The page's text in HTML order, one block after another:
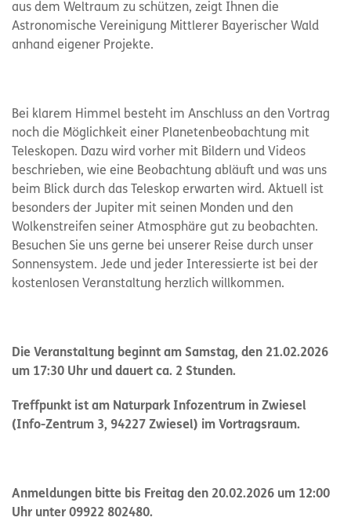
aus dem Weltraum zu schützen, zeigt Ihnen die
Astronomische Vereinigung Mittlerer Bayerischer Wald
anhand eigener Projekte.
Bei klarem Himmel besteht im Anschluss an den Vortrag
noch die Möglichkeit einer Planetenbeobachtung mit
Teleskopen. Dazu wird vorher mit Bildern und Videos
beschrieben, wie eine Beobachtung abläuft und was uns
beim Blick durch das Teleskop erwarten wird. Aktuell ist
besonders der Jupiter mit seinen Monden und den
Wolkenstreifen seiner Atmosphäre gut zu beobachten.
Besuchen Sie uns gerne bei unserer Reise durch unser
Sonnensystem. Jede und jeder Interessierte ist bei der
kostenlosen Veranstaltung herzlich willkommen.
Die Veranstaltung beginnt am Samstag, den 21.02.2026
um 17:30 Uhr und dauert ca. 2 Stunden.
Treffpunkt ist am Naturpark Infozentrum in Zwiesel
(Info-Zentrum 3, 94227 Zwiesel) im Vortragsraum.
Anmeldungen bitte bis Freitag den 20.02.2026 um 12:00
Uhr unter 09922 802480.